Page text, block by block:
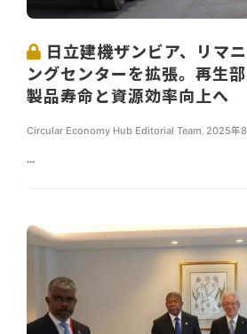
日立建機ザンビア、リマ
ングセンターを拡張。再生
製品寿命と資源効率向上へ
Circular Economy Hub Editorial Team, 2025年8
...